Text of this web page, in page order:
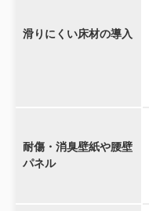
滑りにくい床材の導入
耐傷・消臭壁紙や腰壁
パネル